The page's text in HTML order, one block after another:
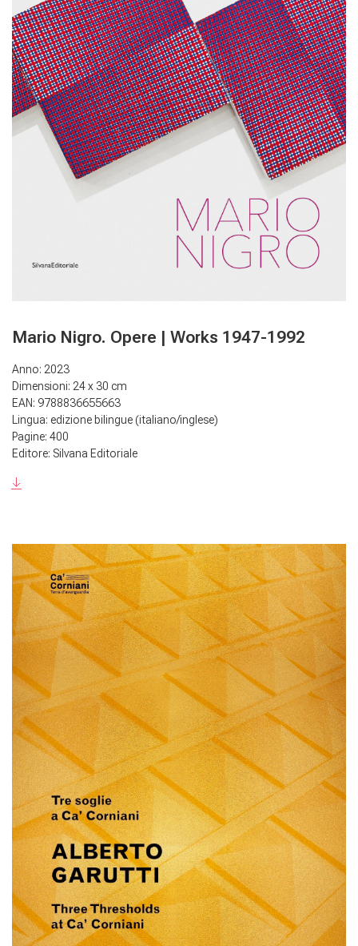
Mario Nigro. Opere | Works 1947-1992
Anno: 2023
Dimensioni: 24 x 30 cm
EAN: 9788836655663
Lingua: edizione bilingue (italiano/inglese)
Pagine: 400
Editore: Silvana Editoriale